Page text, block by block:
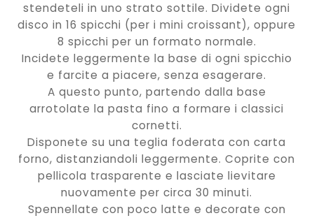
stendeteli in uno strato sottile. Dividete ogni
disco in 16 spicchi (per i mini croissant), oppure
8 spicchi per un formato normale.
Incidete leggermente la base di ogni spicchio
e farcite a piacere, senza esagerare.
A questo punto, partendo dalla base
arrotolate la pasta fino a formare i classici
cornetti.
Disponete su una teglia foderata con carta
forno, distanziandoli leggermente. Coprite con
pellicola trasparente e lasciate lievitare
nuovamente per circa 30 minuti.
Spennellate con poco latte e decorate con